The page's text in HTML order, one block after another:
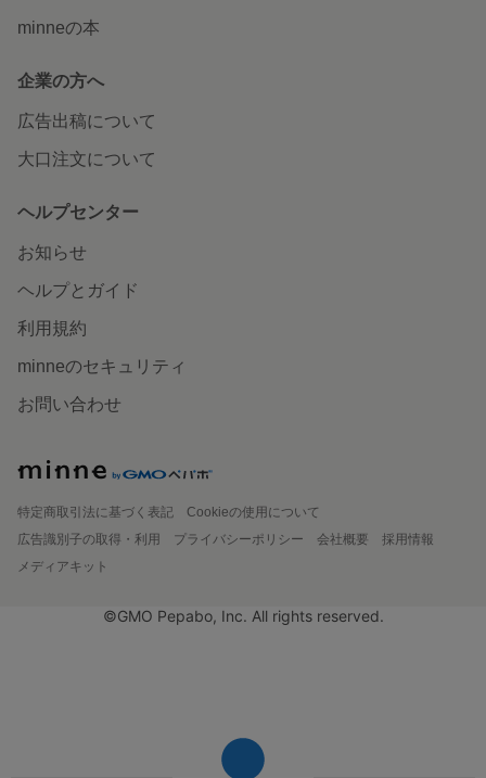
minneの本
企業の方へ
広告出稿について
大口注文について
ヘルプセンター
お知らせ
ヘルプとガイド
利用規約
minneのセキュリティ
お問い合わせ
特定商取引法に基づく表記
Cookieの使用について
広告識別子の取得・利用
プライバシーポリシー 会社概要
採用情報
メディアキット
©GMO Pepabo, Inc. All rights reserved.